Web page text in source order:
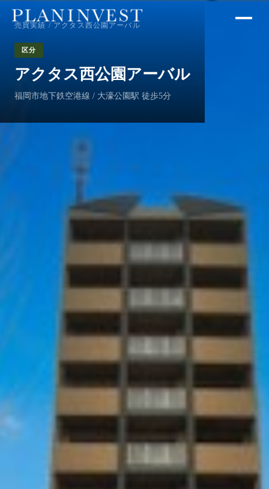
売買実績 / アクタス西公園アーバル
区分
アクタス西公園アーバル
福岡市地下鉄空港線 / 大濠公園駅 徒歩5分